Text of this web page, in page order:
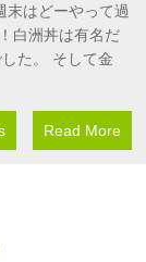
末はどーやって過
白洲丼は有名だ
た。 そして金
Read More